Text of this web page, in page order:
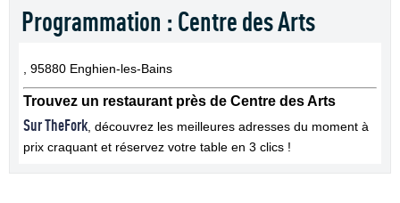
Programmation : Centre des Arts
, 95880 Enghien-les-Bains
Trouvez un restaurant près de Centre des Arts
Sur TheFork , découvrez les meilleures adresses du moment à
prix craquant et réservez votre table en 3 clics !